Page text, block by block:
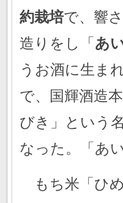
約栽培で、響
造りをし「 あ
うお酒に生ま
で、国輝酒造
びき」という
なった。「あ
もち米「ひ